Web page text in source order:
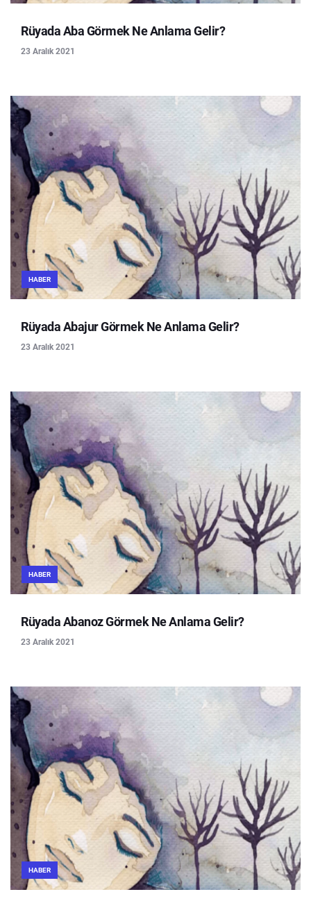
Rüyada Aba Görmek Ne Anlama Gelir?
23 Aralık 2021
HABER
Rüyada Abajur Görmek Ne Anlama Gelir?
23 Aralık 2021
HABER
Rüyada Abanoz Görmek Ne Anlama Gelir?
23 Aralık 2021
HABER